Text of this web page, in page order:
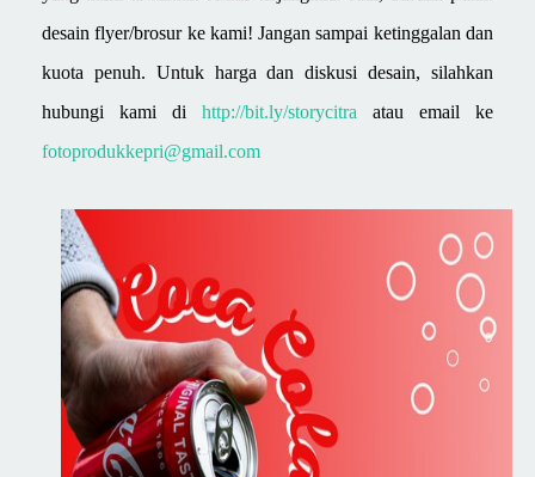
desain flyer/brosur ke kami! Jangan sampai ketinggalan dan
kuota penuh. Untuk harga dan diskusi desain, silahkan
hubungi kami di http://bit.ly/storycitra atau email ke
fotoprodukkepri@gmail.com